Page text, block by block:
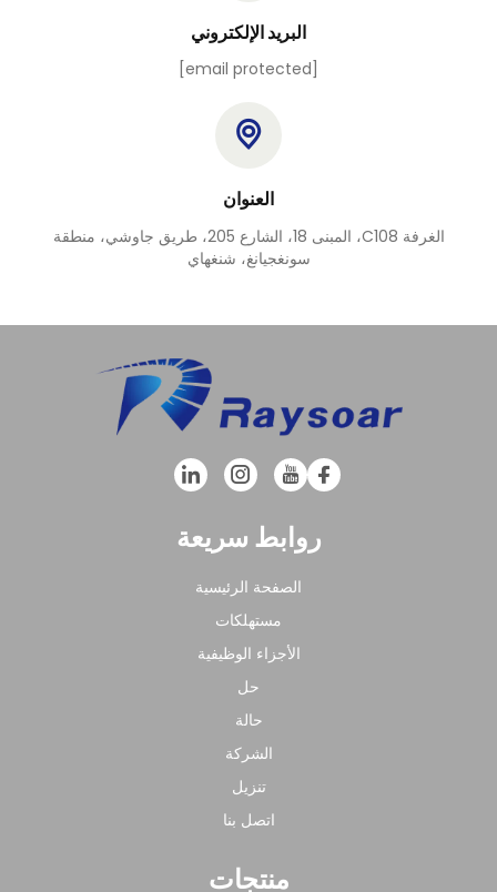
البريد الإلكتروني
العنوان
الغرفة C108، المبنى 18، الشارع 205، طريق جاوشي، منطقة
سونغجيانغ، شنغهاي
روابط سريعة
الصفحة الرئيسية
مستهلكات
الأجزاء الوظيفية
حل
حالة
الشركة
تنزيل
اتصل بنا
منتجات